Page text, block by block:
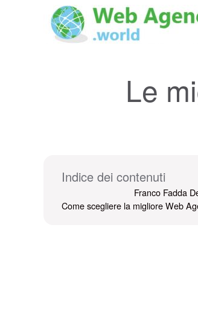
Le
Indice dei contenuti
Franco Fadda
Come scegliere la migliore Web